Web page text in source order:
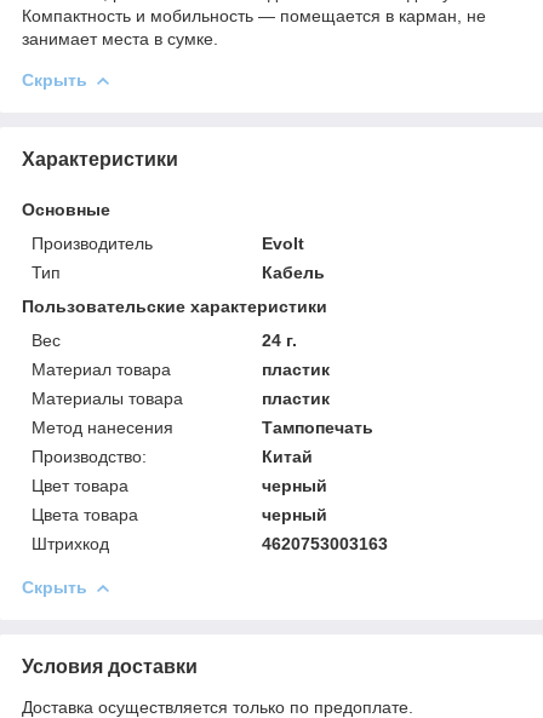
Компактность и мобильность — помещается в карман, не
занимает места в сумке.
Скрыть
Характеристики
Основные
Производитель
Evolt
Тип
Кабель
Пользовательские характеристики
Вес
24 г.
Материал товара
пластик
Материалы товара
пластик
Метод нанесения
Тампопечать
Производство:
Китай
Цвет товара
черный
Цвета товара
черный
Штрихкод
4620753003163
Скрыть
Условия доставки
Доставка осуществляется только по предоплате.